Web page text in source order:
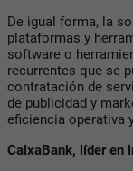
De igual forma, la
plataformas y
software o
recurrentes que se
contratación de
de publicidad y
eficiencia operativa
CaixaBank, líder en